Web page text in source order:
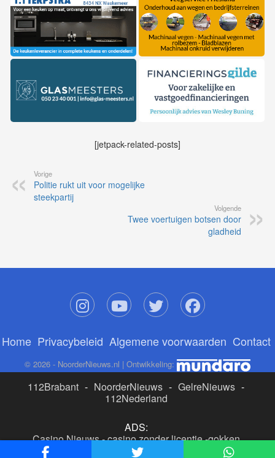
[jetpack-related-posts]
Vorige
Politie rukt uit voor mogelijke
steekpartij
Volgende
Twee voertuigen botsen door
gladheid
Home Privacybeleid Algemene voorwaarden Contact
© 2026 - NoorderNieuws.nl | Ontwikkeling:
112Brabant - NoorderNieuws - GelreNieuws -
112Nederland
ADS:
Casino Nieuws-casino zonder licentie-gokken
buitenlandse site
beste online casino nederland